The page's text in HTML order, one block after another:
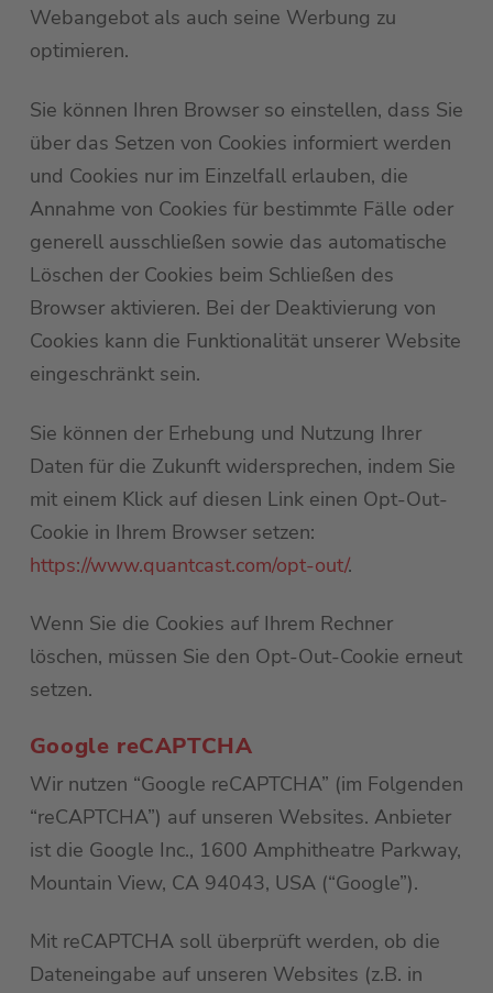
Webangebot als auch seine Werbung zu
optimieren.
Sie können Ihren Browser so einstellen, dass Sie
über das Setzen von Cookies informiert werden
und Cookies nur im Einzelfall erlauben, die
Annahme von Cookies für bestimmte Fälle oder
generell ausschließen sowie das automatische
Löschen der Cookies beim Schließen des
Browser aktivieren. Bei der Deaktivierung von
Cookies kann die Funktionalität unserer Website
eingeschränkt sein.
Sie können der Erhebung und Nutzung Ihrer
Daten für die Zukunft widersprechen, indem Sie
mit einem Klick auf diesen Link einen Opt-Out-
Cookie in Ihrem Browser setzen:
https://www.quantcast.com/opt-out/.
Wenn Sie die Cookies auf Ihrem Rechner
löschen, müssen Sie den Opt-Out-Cookie erneut
setzen.
Google reCAPTCHA
Wir nutzen “Google reCAPTCHA” (im Folgenden
“reCAPTCHA”) auf unseren Websites. Anbieter
ist die Google Inc., 1600 Amphitheatre Parkway,
Mountain View, CA 94043, USA (“Google”).
Mit reCAPTCHA soll überprüft werden, ob die
Dateneingabe auf unseren Websites (z.B. in